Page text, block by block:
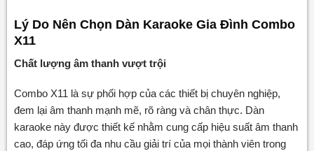
Lý Do Nên Chọn Dàn Karaoke Gia Đình Combo
X11
Chất lượng âm thanh vượt trội
Combo X11 là sự phối hợp của các thiết bị chuyên nghiệp,
đem lại âm thanh mạnh mẽ, rõ ràng và chân thực. Dàn
karaoke này được thiết kế nhằm cung cấp hiệu suất âm thanh
cao, đáp ứng tối đa nhu cầu giải trí của mọi thành viên trong